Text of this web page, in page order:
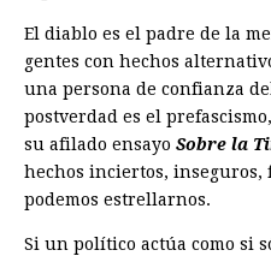
El diablo es el padre de la
gentes con hechos
una persona de confianza
postverdad es el
su afilado ensayo Sobre la
hechos inciertos, inseguros,
podemos estrellarnos.
Si un político actúa como si